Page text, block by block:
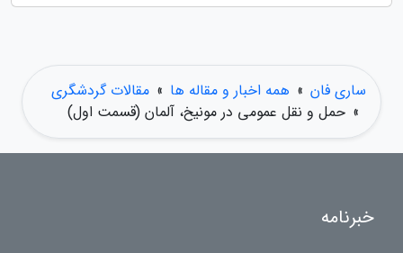
ساری فان » همه اخبار و مقاله ها » مقالات گردشگری
» حمل و نقل عمومی در مونیخ، آلمان (قسمت اول)
خبرنامه